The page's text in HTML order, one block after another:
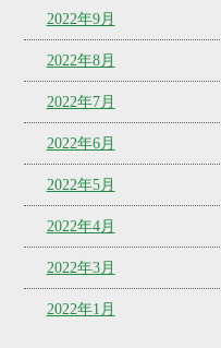
2022年9月
2022年8月
2022年7月
2022年6月
2022年5月
2022年4月
2022年3月
2022年1月